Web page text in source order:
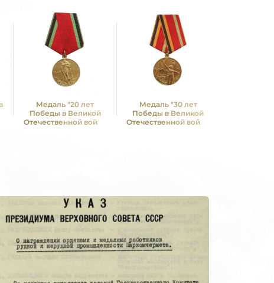
Медаль "20 лет
Победы в Великой
Отечественной войне
Медаль "30 лет
Победы в Великой
Отечественной войне